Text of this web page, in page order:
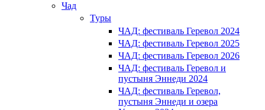
Чад
Туры
ЧАД: фестиваль Геревол 2024
ЧАД: фестиваль Геревол 2025
ЧАД: фестиваль Геревол 2026
ЧАД: фестиваль Геревол и
пустыня Эннеди 2024
ЧАД: фестиваль Геревол,
пустыня Эннеди и озера